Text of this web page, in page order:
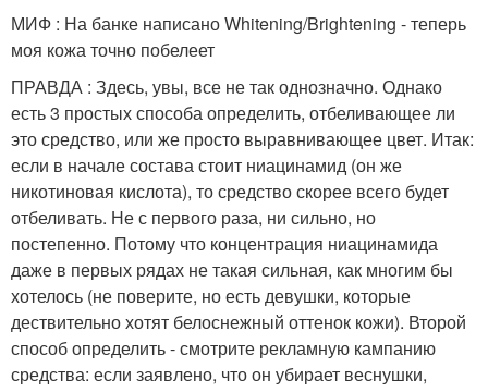
МИФ : На банке написано Whitening/Brightening - теперь
моя кожа точно побелеет
ПРАВДА : Здесь, увы, все не так однозначно. Однако
есть 3 простых способа определить, отбеливающее ли
это средство, или же просто выравнивающее цвет. Итак:
если в начале состава стоит ниацинамид (он же
никотиновая кислота), то средство скорее всего будет
отбеливать. Не с первого раза, ни сильно, но
постепенно. Потому что концентрация ниацинамида
даже в первых рядах не такая сильная, как многим бы
хотелось (не поверите, но есть девушки, которые
дествительно хотят белоснежный оттенок кожи). Второй
способ определить - смотрите рекламную кампанию
средства: если заявлено, что он убирает веснушки,